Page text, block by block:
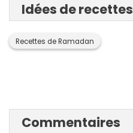
Idées de recettes
Recettes de Ramadan
Commentaires